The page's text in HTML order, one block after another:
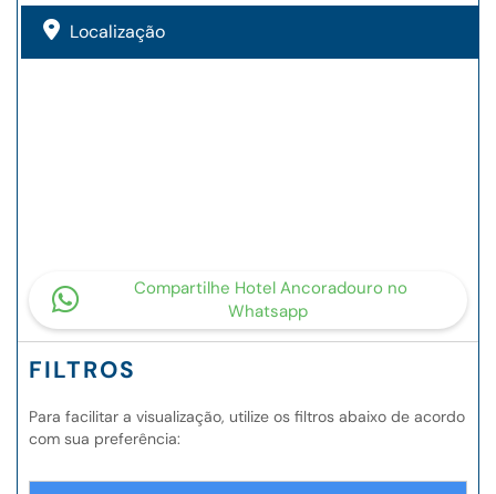
Localização
Compartilhe Hotel Ancoradouro no
Whatsapp
FILTROS
Para facilitar a visualização, utilize os filtros abaixo de acordo
com sua preferência: